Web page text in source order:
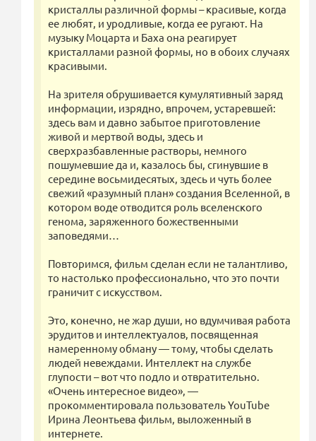
кристаллы различной формы – красивые, когда
ее любят, и уродливые, когда ее ругают. На
музыку Моцарта и Баха она реагирует
кристаллами разной формы, но в обоих случаях
красивыми.
На зрителя обрушивается кумулятивный заряд
информации, изрядно, впрочем, устаревшей:
здесь вам и давно забытое приготовление
живой и мертвой воды, здесь и
сверхразбавленные растворы, немного
пошумевшие да и, казалось бы, сгинувшие в
середине восьмидесятых, здесь и чуть более
свежий «разумный план» создания Вселенной, в
котором воде отводится роль вселенского
генома, заряженного божественными
заповедями…
Повторимся, фильм сделан если не талантливо,
то настолько профессионально, что это почти
граничит с искусством.
Это, конечно, не жар души, но вдумчивая работа
эрудитов и интеллектуалов, посвященная
намеренному обману — тому, чтобы сделать
людей невеждами. Интеллект на службе
глупости – вот что подло и отвратительно.
«Очень интересное видео», —
прокомментировала пользователь YouTube
Ирина Леонтьева фильм, выложенный в
интернете.